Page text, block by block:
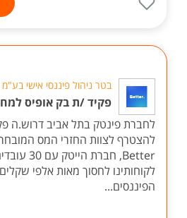
בטר ניהול פיננסי אישי בע"מ
פקיד /ת בק אופיס
לחברת פינטק בתל אביב דרוש.ה
להצטרף לצוות החזרי המס
לקוחותינו לחסוך מאות אלפי
הפיננסים...